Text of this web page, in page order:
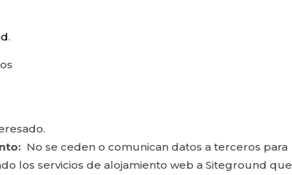
.
No se ceden o comunican datos a terceros para
los servicios de alojamiento web a Siteground que